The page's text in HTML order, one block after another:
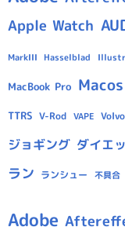
Apple Watch
MarkIII Hasselblad
MacBook Pro Macos
TTRS V-Rod VAPE Volvo
ジョギング ダイエ
ラン ランシュー 不具合
Adobe